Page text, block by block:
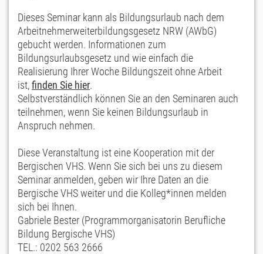
Dieses Seminar kann als Bildungsurlaub nach dem
Arbeitnehmerweiterbildungsgesetz NRW (AWbG)
gebucht werden. Informationen zum
Bildungsurlaubsgesetz und wie einfach die
Realisierung Ihrer Woche Bildungszeit ohne Arbeit
ist,finden Sie hier.
Selbstverständlich können Sie an den Seminaren auch
teilnehmen, wenn Sie keinen Bildungsurlaub in
Anspruch nehmen.
Diese Veranstaltung ist eine Kooperation mit der
Bergischen VHS. Wenn Sie sich bei uns zu diesem
Seminar anmelden, geben wir Ihre Daten an die
Bergische VHS weiter und die Kolleg*innen melden
sich bei Ihnen.
Gabriele Bester (Programmorganisatorin Berufliche
Bildung Bergische VHS)
TEL.: 0202 563 2666